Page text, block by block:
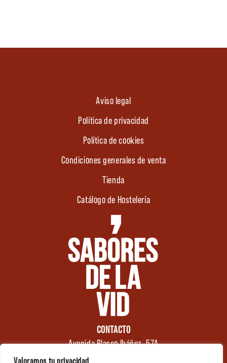
Valoramos tu privacidad
Aviso legal
Política de privacidad
Política de cookies
Condiciones generales de venta
Tienda
Catálogo de Hostelería
CONTACTO
Avenida Blasco Ibáñez, 57A